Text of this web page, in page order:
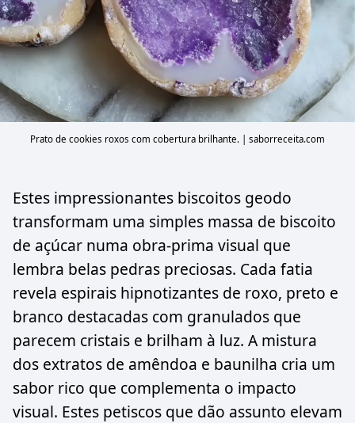
Prato de cookies roxos com cobertura brilhante. | saborreceita.com
Estes impressionantes biscoitos geodo
transformam uma simples massa de biscoito
de açúcar numa obra-prima visual que
lembra belas pedras preciosas. Cada fatia
revela espirais hipnotizantes de roxo, preto e
branco destacadas com granulados que
parecem cristais e brilham à luz. A mistura
dos extratos de amêndoa e baunilha cria um
sabor rico que complementa o impacto
visual. Estes petiscos que dão assunto elevam